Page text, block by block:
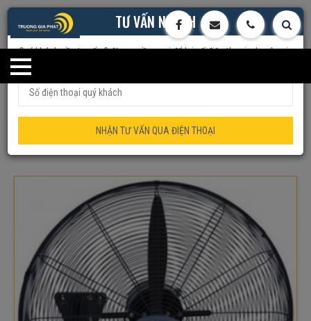
Quạt Treo Tường Công Nghiệp
Quạt treo tường công nghiệp
TƯ VẤN NHANH
Quý khách cần tư vấn ? đừng ngần ngại để lại số điện thoại, chuyên gia
NHẬN TƯ VẤN QUA ĐIỆN THOẠI